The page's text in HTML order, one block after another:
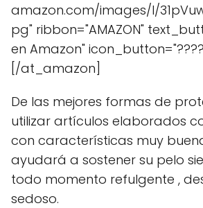
amazon.com/images/I/
pg" ribbon="AMAZON"
en Amazon"
[/at_amazon]
De las mejores formas de
utilizar artículos elaborados
con características muy
ayudará a sostener su pelo
todo momento refulgente ,
sedoso.